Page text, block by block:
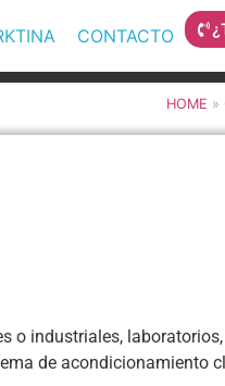
CONTACTO
HOME »
o industriales,
de acondicionamiento